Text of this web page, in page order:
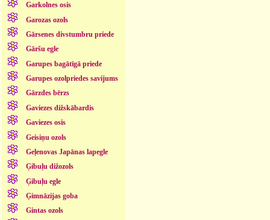
Garkolnes osis
Garozas ozols
Gārsenes divstumbru priede
Gāršu egle
Garupes bagātīgā priede
Garupes ozolpriedes savijums
Gārzdes bērzs
Gaviezes dižskābardis
Gaviezes osis
Geisiņu ozols
Geļenovas Japānas lapegle
Ģibuļu dižozols
Ģibuļu egle
Ģimnāzijas goba
Gintas ozols